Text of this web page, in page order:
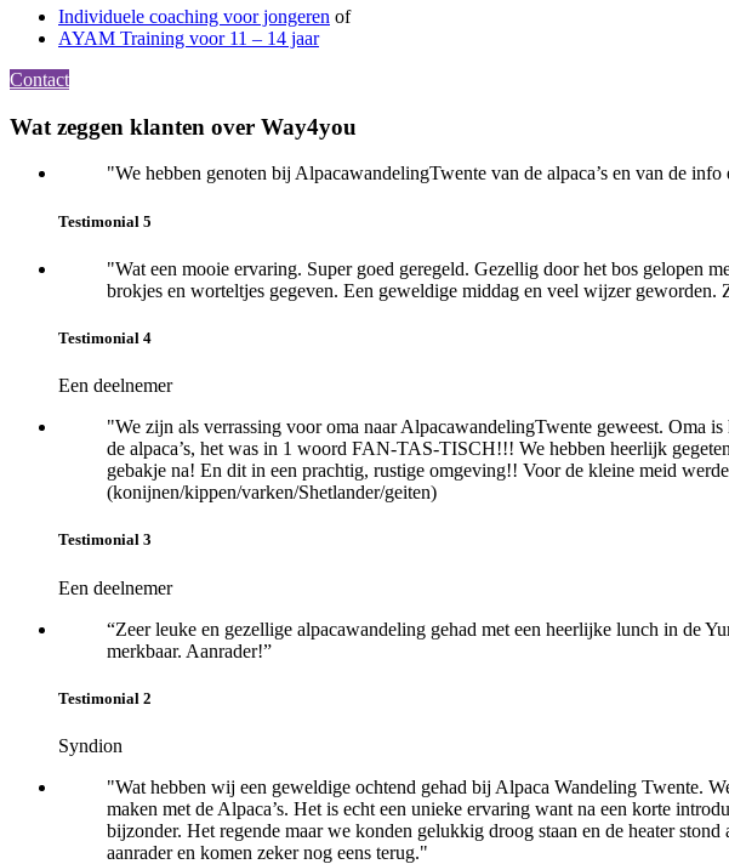
Individuele coaching voor jongeren of
AYAM Training voor 11 – 14 jaar
Contact
Primary
Wat zeggen klanten over Way4you
"We hebben genoten bij AlpacawandelingTwente van de alpaca’s en van de
Testimonial 5
"Wat een mooie ervaring. Super goed geregeld. Gezellig door het bos gelopen
brokjes en worteltjes gegeven. Een geweldige middag en veel wijzer geworden.
Testimonial 4
Een deelnemer
"We zijn als verrassing voor oma naar AlpacawandelingTwente geweest. Oma
de alpaca’s, het was in 1 woord FAN-TAS-TISCH!!! We hebben heerlijk
gebakje na! En dit in een prachtig, rustige omgeving!! Voor de kleine meid
(konijnen/kippen/varken/Shetlander/geiten)
Testimonial 3
Een deelnemer
“Zeer leuke en gezellige alpacawandeling gehad met een heerlijke lunch in de
merkbaar. Aanrader!”
Testimonial 2
Syndion
"Wat hebben wij een geweldige ochtend gehad bij Alpaca Wandeling Twente.
maken met de Alpaca’s. Het is echt een unieke ervaring want na een korte
bijzonder. Het regende maar we konden gelukkig droog staan en de heater
aanrader en komen zeker nog eens terug."